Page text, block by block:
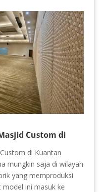
Custom di
di Kuantan
mungkin saja di wilayah
yang memproduksi
ini masuk ke